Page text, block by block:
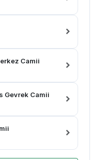
Camii
Gevrek Camii